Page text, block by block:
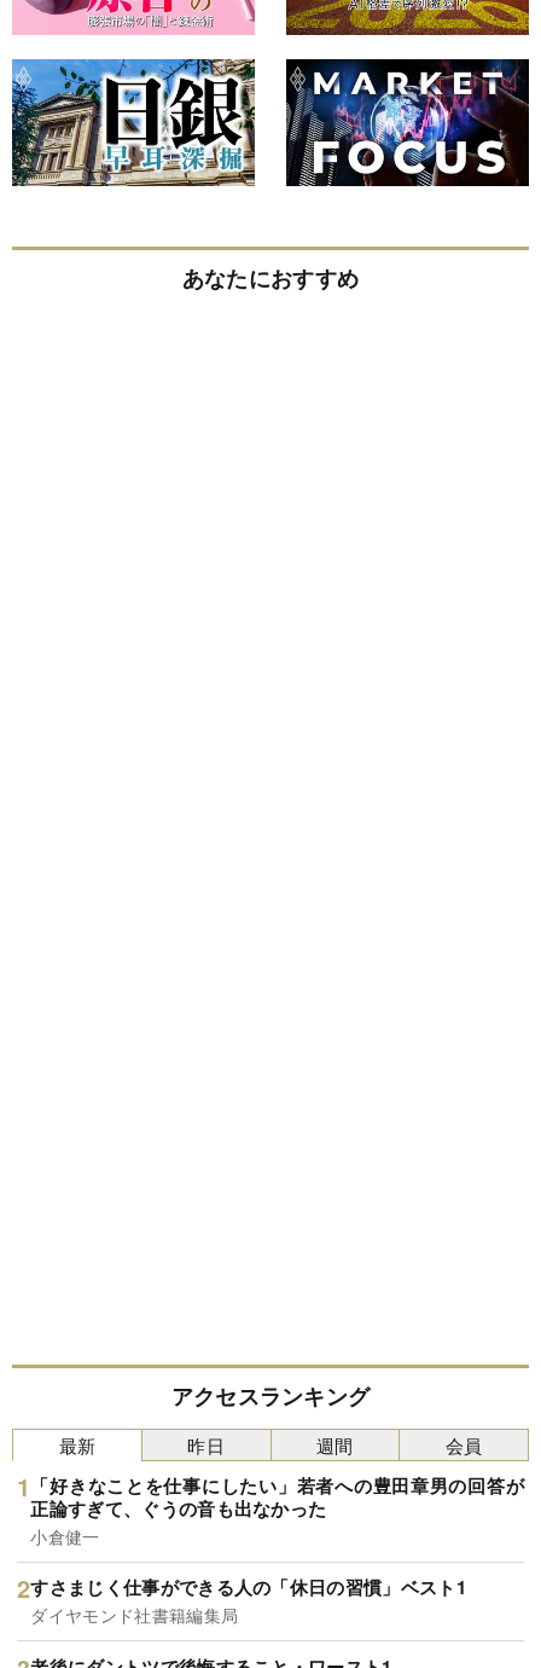
あなたにおすすめ
アクセスランキング
最新
「好きなことを仕事にしたい」若者への豊田章男の回答が
正論すぎて、ぐうの音も出なかった
小倉健一
すさまじく仕事ができる人の「休日の習慣」ベスト1
ダイヤモンド社書籍編集局
昨日 週間 会員